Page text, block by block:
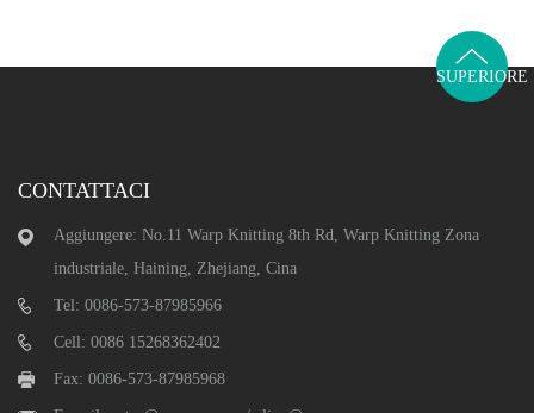
CONTATTACI
Aggiungere: No.11 Warp Knitting 8th Rd, Warp Knitting Zona
industriale, Haining, Zhejiang, Cina
Tel: 0086-573-87985966
Cell: 0086 15268362402
Fax: 0086-573-87985968
SUPERIORE